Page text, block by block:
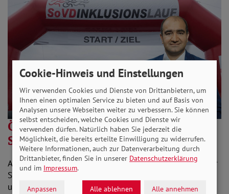
Özcan Mutlu ist Schirmherr beim
SoVD-Inklusionslauf
Am 25. Juni steigt der SoVD-Inklusionslauf in Berlin. Der
SoVD freut sich, mit Özcan Mutlu einen prominenten
und profilierten Schirmherren dabei zu…
Cookie-Hinweis und Einstellungen
Wir verwenden Cookies und Dienste von Drittanbietern, um
Ihnen einen optimalen Service zu bieten und auf Basis von
Analysen unsere Webseiten weiter zu verbessern. Sie können
selbst entscheiden, welche Cookies und Dienste wir
verwenden dürfen. Natürlich haben Sie jederzeit die
Möglichkeit, die bereits erteilte Einwilligung zu widerrufen.
Weitere Informationen, auch zur Datenverarbeitung durch
Drittanbieter, finden Sie in unserer Datenschutzerklärung
und im Impressum.
Anpassen Alle ablehnen Alle annehmen